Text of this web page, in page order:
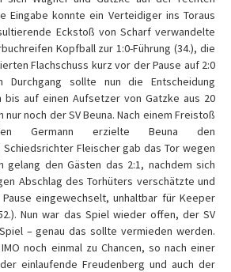
Eingabe konnte ein Verteidiger ins Toraus
Eckstoß von Scharf verwandelte
Kopfball zur 1:0-Führung (34.), die
Flachschuss kurz vor der Pause auf 2:0
Durchgang sollte nun die Entscheidung
bis auf einen Aufsetzer von Gatzke aus 20
nur noch der SV Beuna. Nach einem Freistoß
Germann erzielte Beuna den
Fleischer gab das Tor wegen
gelang den Gästen das 2:1, nachdem sich
Abschlag des Torhüters verschätzte und
eingewechselt, unhaltbar für Keeper
Nun war das Spiel wieder offen, der SV
– genau das sollte vermieden werden.
noch einmal zu Chancen, so nach einer
einlaufende Freudenberg und auch der